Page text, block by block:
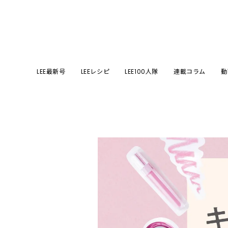
LEE最新号 LEEレシピ LEE100人隊 連載コラム